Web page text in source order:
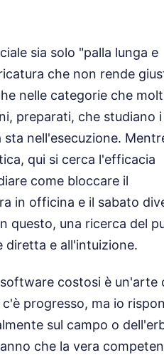
sia solo "palla lunga e
che non rende
nelle categorie che
preparati, che studiano i
nell'esecuzione.
qui si cerca l'efficacia
come bloccare il
in officina e il sabato
questo, una ricerca del
diretta e all'intuizione.
costosi è un'arte
progresso, ma io
sul campo o
che la vera